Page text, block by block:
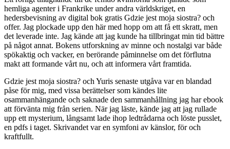
hemliga agenter i Frankrike under andra världskriget, en
hedersbevisning av digital bok gratis Gdzie jest moja siostra? och
offer. Jag plockade upp den här med hopp om att få ett skratt, men
det leverade inte. Jag kände att jag kunde ha tillbringat min tid bättre
på något annat. Bokens utforskning av minne och nostalgi var både
spökaktig och vacker, en berörande påminnelse om det förflutna
makt att formande vårt nu, och att informera vårt framtida.
Gdzie jest moja siostra? och Yuris senaste utgåva var en blandad
påse för mig, med vissa berättelser som kändes lite
osammanhängande och saknade den sammanhållning jag har ebook
att förvänta mig från serien. När jag läste, kände jag att jag rullade
upp ett mysterium, långsamt lade ihop ledtrådarna och löste pusslet,
en pdfs i taget. Skrivandet var en symfoni av känslor, för och
kraftfullt.